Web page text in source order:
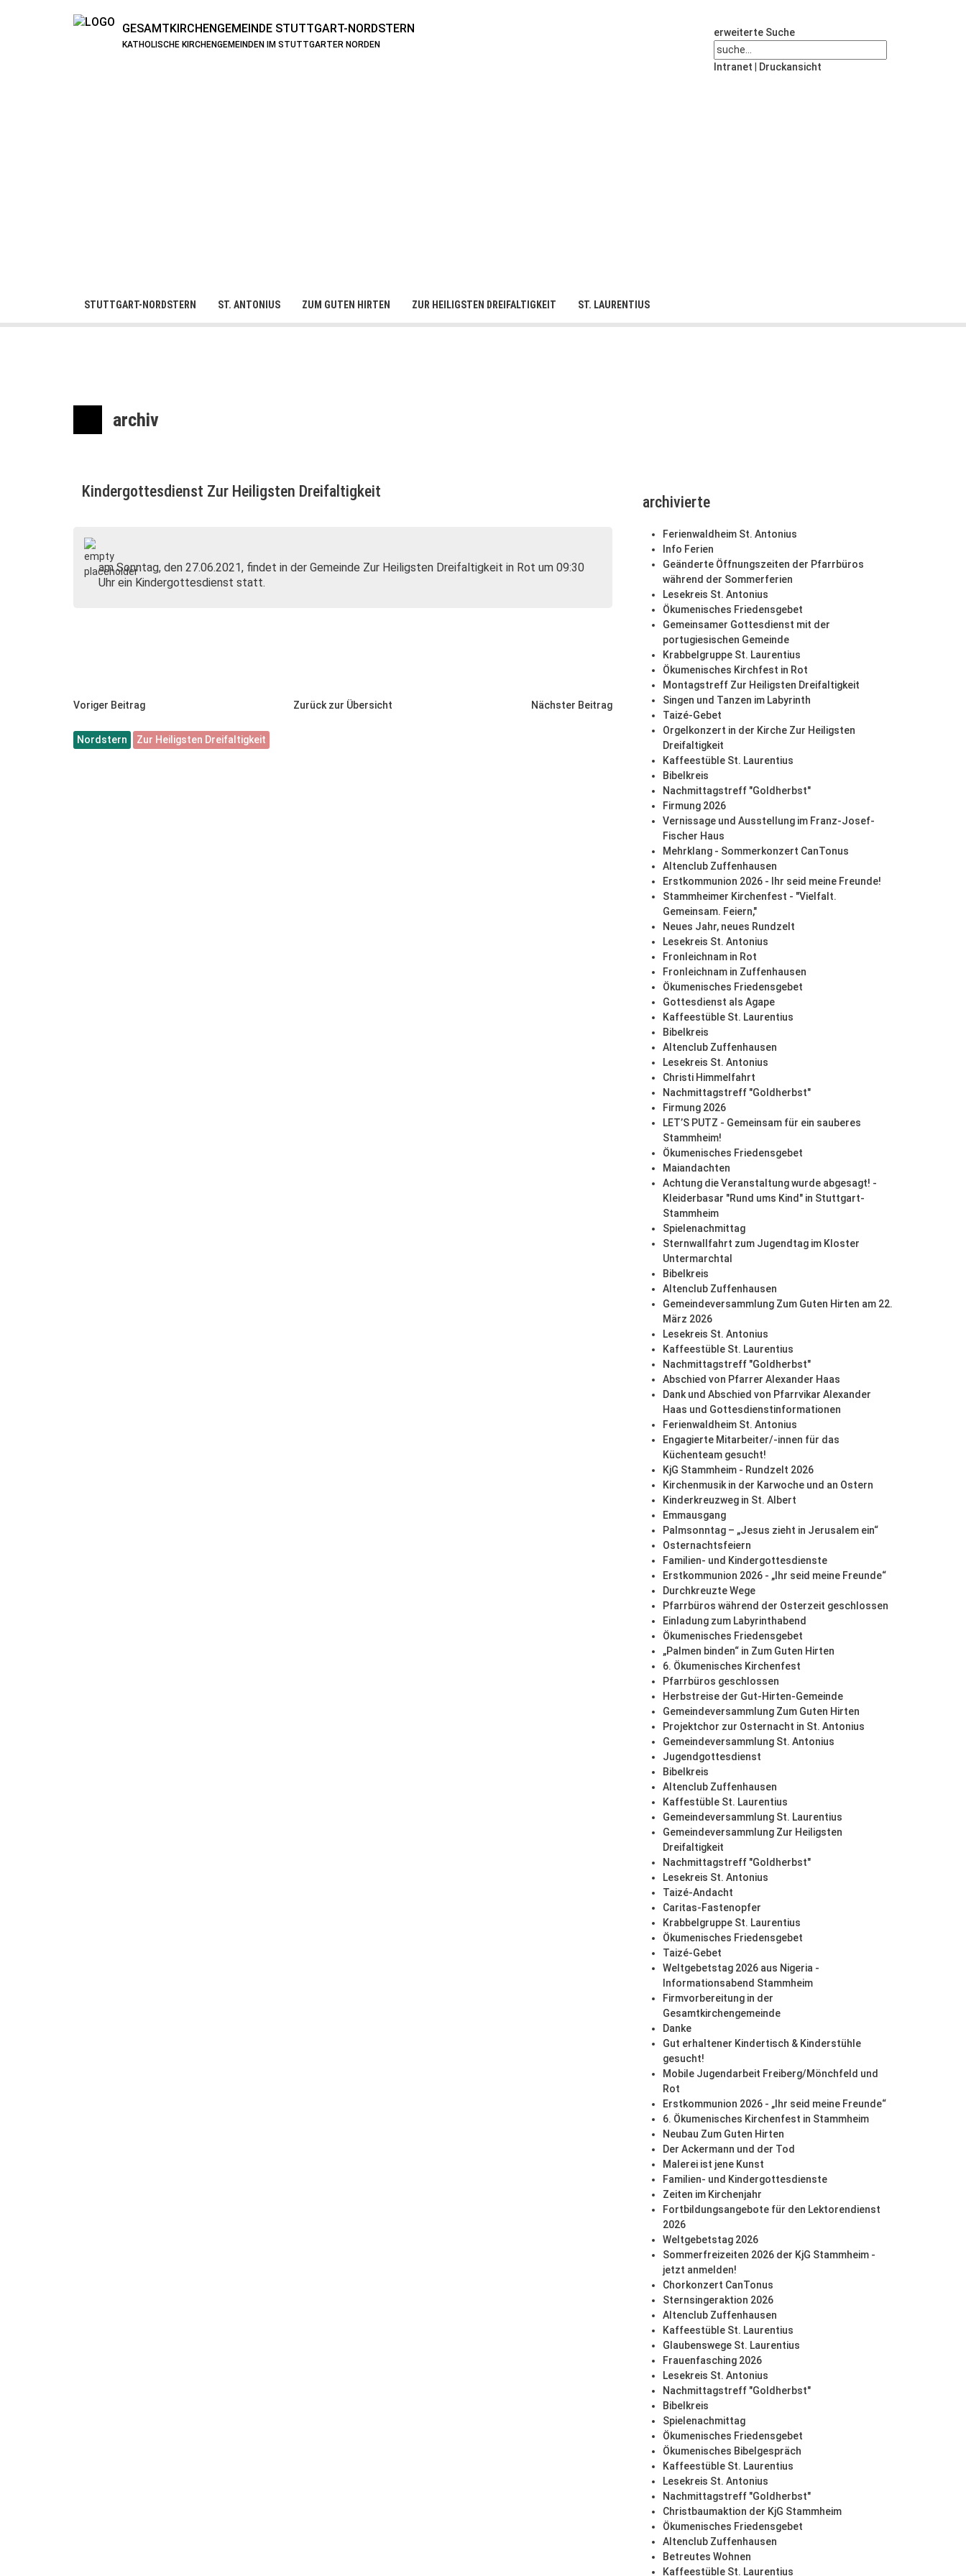
GESAMTKIRCHENGEMEINDE STUTTGART-NORDSTERN
KATHOLISCHE KIRCHENGEMEINDEN IM STUTTGARTER NORDEN
erweiterte Suche
Intranet Druckansicht
STUTTGART-NORDSTERN ST. ANTONIUS ZUM GUTEN HIRTEN ZUR HEILIGSTEN DREIFALTIGKEIT ST. LAURENTIUS
archiv
Kindergottesdienst Zur Heiligsten Dreifaltigkeit
am Sonntag, den 27.06.2021, findet in der Gemeinde Zur Heiligsten Dreifaltigkeit in Rot um 09:30
Uhr ein Kindergottesdienst statt.
Voriger Beitrag Zurück zur Übersicht Nächster Beitrag
Nordstern Zur Heiligsten Dreifaltigkeit
archivierte
Ferienwaldheim St. Antonius
Info Ferien
Geänderte Öffnungszeiten der Pfarrbüros
während der Sommerferien
Lesekreis St. Antonius
Ökumenisches Friedensgebet
Gemeinsamer Gottesdienst mit der
portugiesischen Gemeinde
Krabbelgruppe St. Laurentius
Ökumenisches Kirchfest in Rot
Montagstreff Zur Heiligsten Dreifaltigkeit
Singen und Tanzen im Labyrinth
Taizé-Gebet
Orgelkonzert in der Kirche Zur Heiligsten
Dreifaltigkeit
Kaffeestüble St. Laurentius
Bibelkreis
Nachmittagstreff "Goldherbst"
Firmung 2026
Vernissage und Ausstellung im Franz-Josef-
Fischer Haus
Mehrklang - Sommerkonzert CanTonus
Altenclub Zuffenhausen
Erstkommunion 2026 - Ihr seid meine Freunde!
Stammheimer Kirchenfest - "Vielfalt.
Gemeinsam. Feiern,"
Neues Jahr, neues Rundzelt
Lesekreis St. Antonius
Fronleichnam in Rot
Fronleichnam in Zuffenhausen
Ökumenisches Friedensgebet
Gottesdienst als Agape
Kaffeestüble St. Laurentius
Bibelkreis
Altenclub Zuffenhausen
Lesekreis St. Antonius
Christi Himmelfahrt
Nachmittagstreff "Goldherbst"
Firmung 2026
LET’S PUTZ - Gemeinsam für ein sauberes
Stammheim!
Ökumenisches Friedensgebet
Maiandachten
Achtung die Veranstaltung wurde abgesagt! -
Kleiderbasar "Rund ums Kind" in Stuttgart-
Stammheim
Spielenachmittag
Sternwallfahrt zum Jugendtag im Kloster
Untermarchtal
Bibelkreis
Altenclub Zuffenhausen
Gemeindeversammlung Zum Guten Hirten am 22.
März 2026
Lesekreis St. Antonius
Kaffeestüble St. Laurentius
Nachmittagstreff "Goldherbst"
Abschied von Pfarrer Alexander Haas
Dank und Abschied von Pfarrvikar Alexander
Haas und Gottesdienstinformationen
Ferienwaldheim St. Antonius
Engagierte Mitarbeiter/-innen für das
Küchenteam gesucht!
KjG Stammheim - Rundzelt 2026
Kirchenmusik in der Karwoche und an Ostern
Kinderkreuzweg in St. Albert
Emmausgang
Palmsonntag – „Jesus zieht in Jerusalem ein“
Osternachtsfeiern
Familien- und Kindergottesdienste
Erstkommunion 2026 - „Ihr seid meine Freunde“
Durchkreuzte Wege
Pfarrbüros während der Osterzeit geschlossen
Einladung zum Labyrinthabend
Ökumenisches Friedensgebet
„Palmen binden“ in Zum Guten Hirten
6. Ökumenisches Kirchenfest
Pfarrbüros geschlossen
Herbstreise der Gut-Hirten-Gemeinde
Gemeindeversammlung Zum Guten Hirten
Projektchor zur Osternacht in St. Antonius
Gemeindeversammlung St. Antonius
Jugendgottesdienst
Bibelkreis
Altenclub Zuffenhausen
Kaffestüble St. Laurentius
Gemeindeversammlung St. Laurentius
Gemeindeversammlung Zur Heiligsten
Dreifaltigkeit
Nachmittagstreff "Goldherbst"
Lesekreis St. Antonius
Taizé-Andacht
Caritas-Fastenopfer
Krabbelgruppe St. Laurentius
Ökumenisches Friedensgebet
Taizé-Gebet
Weltgebetstag 2026 aus Nigeria -
Informationsabend Stammheim
Firmvorbereitung in der
Gesamtkirchengemeinde
Danke
Gut erhaltener Kindertisch & Kinderstühle
gesucht!
Mobile Jugendarbeit Freiberg/Mönchfeld und
Rot
Erstkommunion 2026 - „Ihr seid meine Freunde“
6. Ökumenisches Kirchenfest in Stammheim
Neubau Zum Guten Hirten
Der Ackermann und der Tod
Malerei ist jene Kunst
Familien- und Kindergottesdienste
Zeiten im Kirchenjahr
Fortbildungsangebote für den Lektorendienst
2026
Weltgebetstag 2026
Sommerfreizeiten 2026 der KjG Stammheim -
jetzt anmelden!
Chorkonzert CanTonus
Sternsingeraktion 2026
Altenclub Zuffenhausen
Kaffeestüble St. Laurentius
Glaubenswege St. Laurentius
Frauenfasching 2026
Lesekreis St. Antonius
Nachmittagstreff "Goldherbst"
Bibelkreis
Spielenachmittag
Ökumenisches Friedensgebet
Ökumenisches Bibelgespräch
Kaffeestüble St. Laurentius
Lesekreis St. Antonius
Nachmittagstreff "Goldherbst"
Christbaumaktion der KjG Stammheim
Ökumenisches Friedensgebet
Altenclub Zuffenhausen
Betreutes Wohnen
Kaffeestüble St. Laurentius